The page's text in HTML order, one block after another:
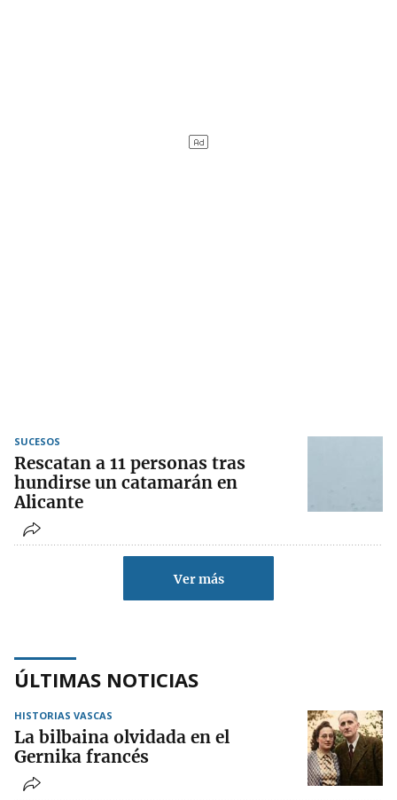
SUCESOS
Rescatan a 11 personas tras
hundirse un catamarán en
Alicante
Ver más
ÚLTIMAS NOTICIAS
HISTORIAS VASCAS
La bilbaina olvidada en el
Gernika francés